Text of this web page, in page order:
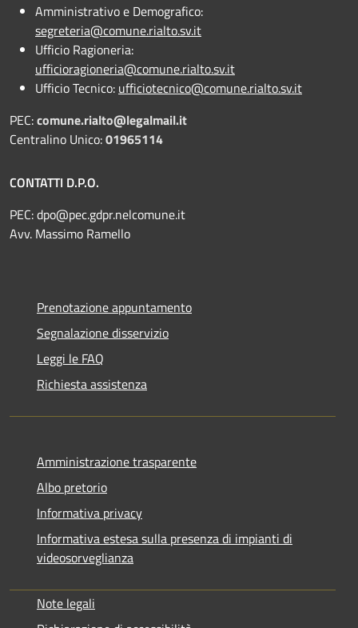
Amministrativo e Demografico:
segreteria@comune.rialto.sv.it
Ufficio Ragioneria:
ufficioragioneria@comune.rialto.sv.it
Ufficio Tecnico: ufficiotecnico@comune.rialto.sv.it
PEC:comune.rialto@legalmail.it
Centralino Unico:01965114
CONTATTI D.P.O.
PEC:dpo@pec.gdpr.nelcomune.it
Avv. Massimo Ramello
Prenotazione appuntamento
Segnalazione disservizio
Leggi le FAQ
Richiesta assistenza
Amministrazione trasparente
Albo pretorio
Informativa privacy
Informativa estesa sulla presenza di impianti di
videosorveglianza
Note legali